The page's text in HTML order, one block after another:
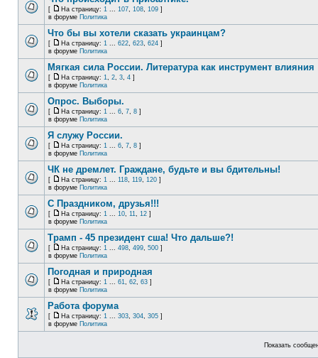
[ На страницу: 1 ... 107, 108, 109 ]
в форуме Политика
Что бы вы хотели сказать украинцам?
[ На страницу: 1 ... 622, 623, 624 ]
в форуме Политика
Мягкая сила России. Литература как инструмент влияния
[ На страницу: 1, 2, 3, 4 ]
в форуме Политика
Опрос. Выборы.
[ На страницу: 1 ... 6, 7, 8 ]
в форуме Политика
Я служу России.
[ На страницу: 1 ... 6, 7, 8 ]
в форуме Политика
ЧК не дремлет. Граждане, будьте и вы бдительны!
[ На страницу: 1 ... 118, 119, 120 ]
в форуме Политика
С Праздником, друзья!!!
[ На страницу: 1 ... 10, 11, 12 ]
в форуме Политика
Трамп - 45 президент сша! Что дальше?!
[ На страницу: 1 ... 498, 499, 500 ]
в форуме Политика
Погодная и природная
[ На страницу: 1 ... 61, 62, 63 ]
в форуме Политика
Работа форума
[ На страницу: 1 ... 303, 304, 305 ]
в форуме Политика
Показать